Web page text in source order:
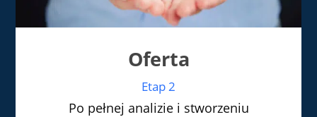
Oferta
Etap 2
Po pełnej analizie i stworzeniu